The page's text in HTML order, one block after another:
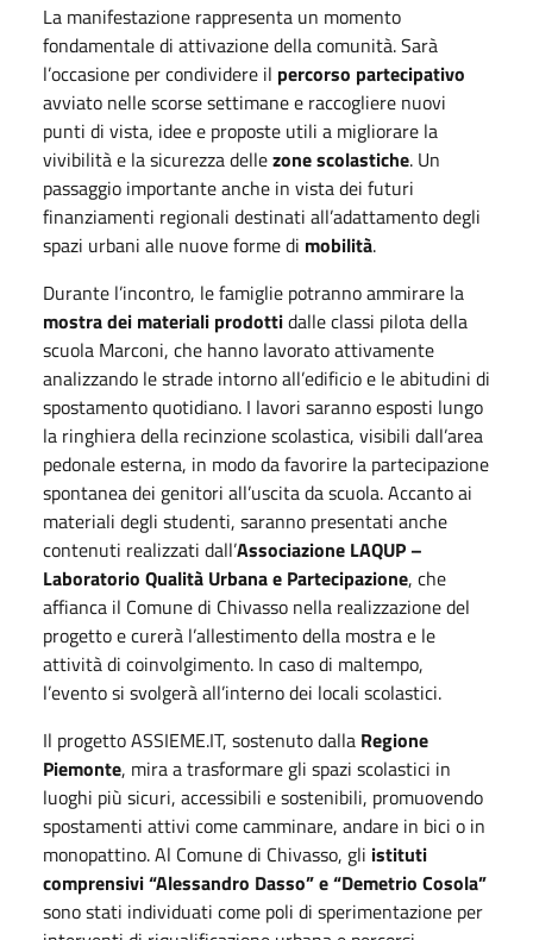
La manifestazione rappresenta un momento
fondamentale di attivazione della comunità. Sarà
l’occasione per condividere il percorso partecipativo
avviato nelle scorse settimane e raccogliere nuovi
punti di vista, idee e proposte utili a migliorare la
vivibilità e la sicurezza dellezone scolastiche. Un
passaggio importante anche in vista dei futuri
finanziamenti regionali destinati all’adattamento degli
spazi urbani alle nuove forme di mobilità.
Durante l’incontro, le famiglie potranno ammirare la
mostra dei materiali prodottidalle classi pilota della
scuola Marconi, che hanno lavorato attivamente
analizzando le strade intorno all’edificio e le abitudini di
spostamento quotidiano. I lavori saranno esposti lungo
la ringhiera della recinzione scolastica, visibili dall’area
pedonale esterna, in modo da favorire la partecipazione
spontanea dei genitori all’uscita da scuola. Accanto ai
materiali degli studenti, saranno presentati anche
contenuti realizzati dall’Associazione LAQUP –
Laboratorio Qualità Urbana e Partecipazione, che
affianca il Comune di Chivasso nella realizzazione del
progetto e curerà l’allestimento della mostra e le
attività di coinvolgimento. In caso di maltempo,
l’evento si svolgerà all’interno dei locali scolastici.
Il progetto ASSIEME.IT, sostenuto dalla Regione
Piemonte, mira a trasformare gli spazi scolastici in
luoghi più sicuri, accessibili e sostenibili, promuovendo
spostamenti attivi come camminare, andare in bici o in
monopattino. Al Comune di Chivasso, gli istituti
comprensivi “Alessandro Dasso” e “Demetrio Cosola”
sono stati individuati come poli di sperimentazione per